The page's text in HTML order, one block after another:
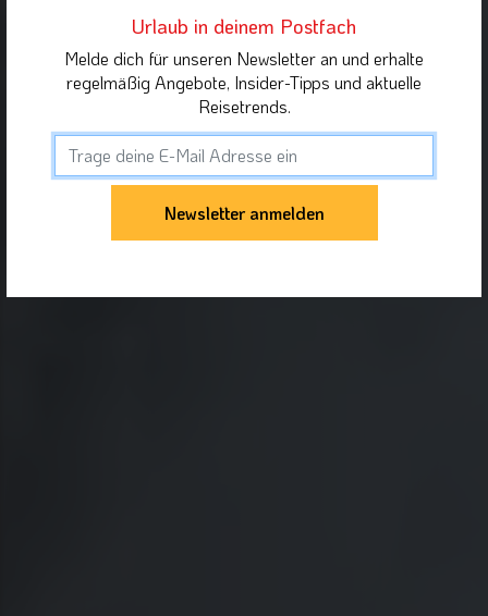
Urlaub in deinem Postfach
Melde dich für unseren Newsletter an und erhalte
regelmäßig Angebote, Insider-Tipps und aktuelle
Reisetrends.